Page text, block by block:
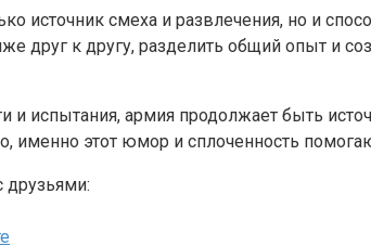
источник смеха и развлечения, но и
друг к другу, разделить общий опыт и
и испытания, армия продолжает быть
именно этот юмор и сплоченность
друзьями: